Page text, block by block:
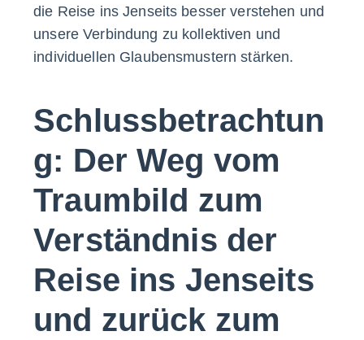
die Reise ins Jenseits besser verstehen und
unsere Verbindung zu kollektiven und
individuellen Glaubensmustern stärken.
Schlussbetrachtun
g: Der Weg vom
Traumbild zum
Verständnis der
Reise ins Jenseits
und zurück zum